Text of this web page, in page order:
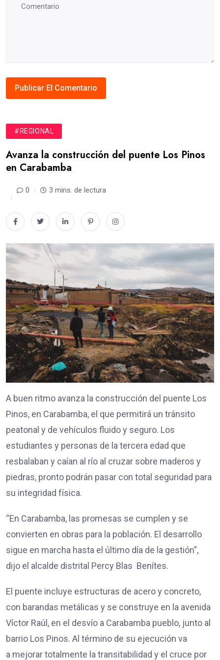
#REGIONAL
Avanza la construcción del puente Los Pinos
en Carabamba
0 3 mins. de lectura
A buen ritmo avanza la construcción del puente Los
Pinos, en Carabamba, el que permitirá un tránsito
peatonal y de vehículos fluido y seguro. Los
estudiantes y personas de la tercera edad que
resbalaban y caían al río al cruzar sobre maderos y
piedras, pronto podrán pasar con total seguridad para
su integridad física.
“En Carabamba, las promesas se cumplen y se
convierten en obras para la población. El desarrollo
sigue en marcha hasta el último día de la gestión”,
dijo el alcalde distrital Percy Blas Benítes.
El puente incluye estructuras de acero y concreto,
con barandas metálicas y se construye en la avenida
Víctor Raúl, en el desvío a Carabamba pueblo, junto al
barrio Los Pinos. Al término de su ejecución va
a mejorar totalmente la transitabilidad y el cruce por